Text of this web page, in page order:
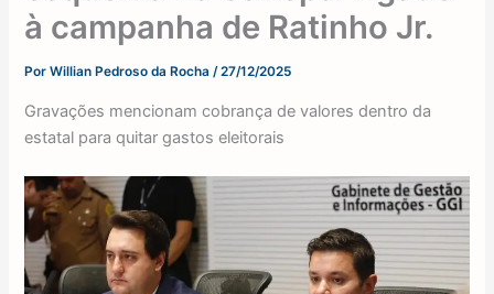
à campanha de Ratinho Jr.
PorWillian Pedroso da Rocha/27/12/2025
Gravações mencionam cobrança de valores dentro da
estatal para quitar gastos eleitorais